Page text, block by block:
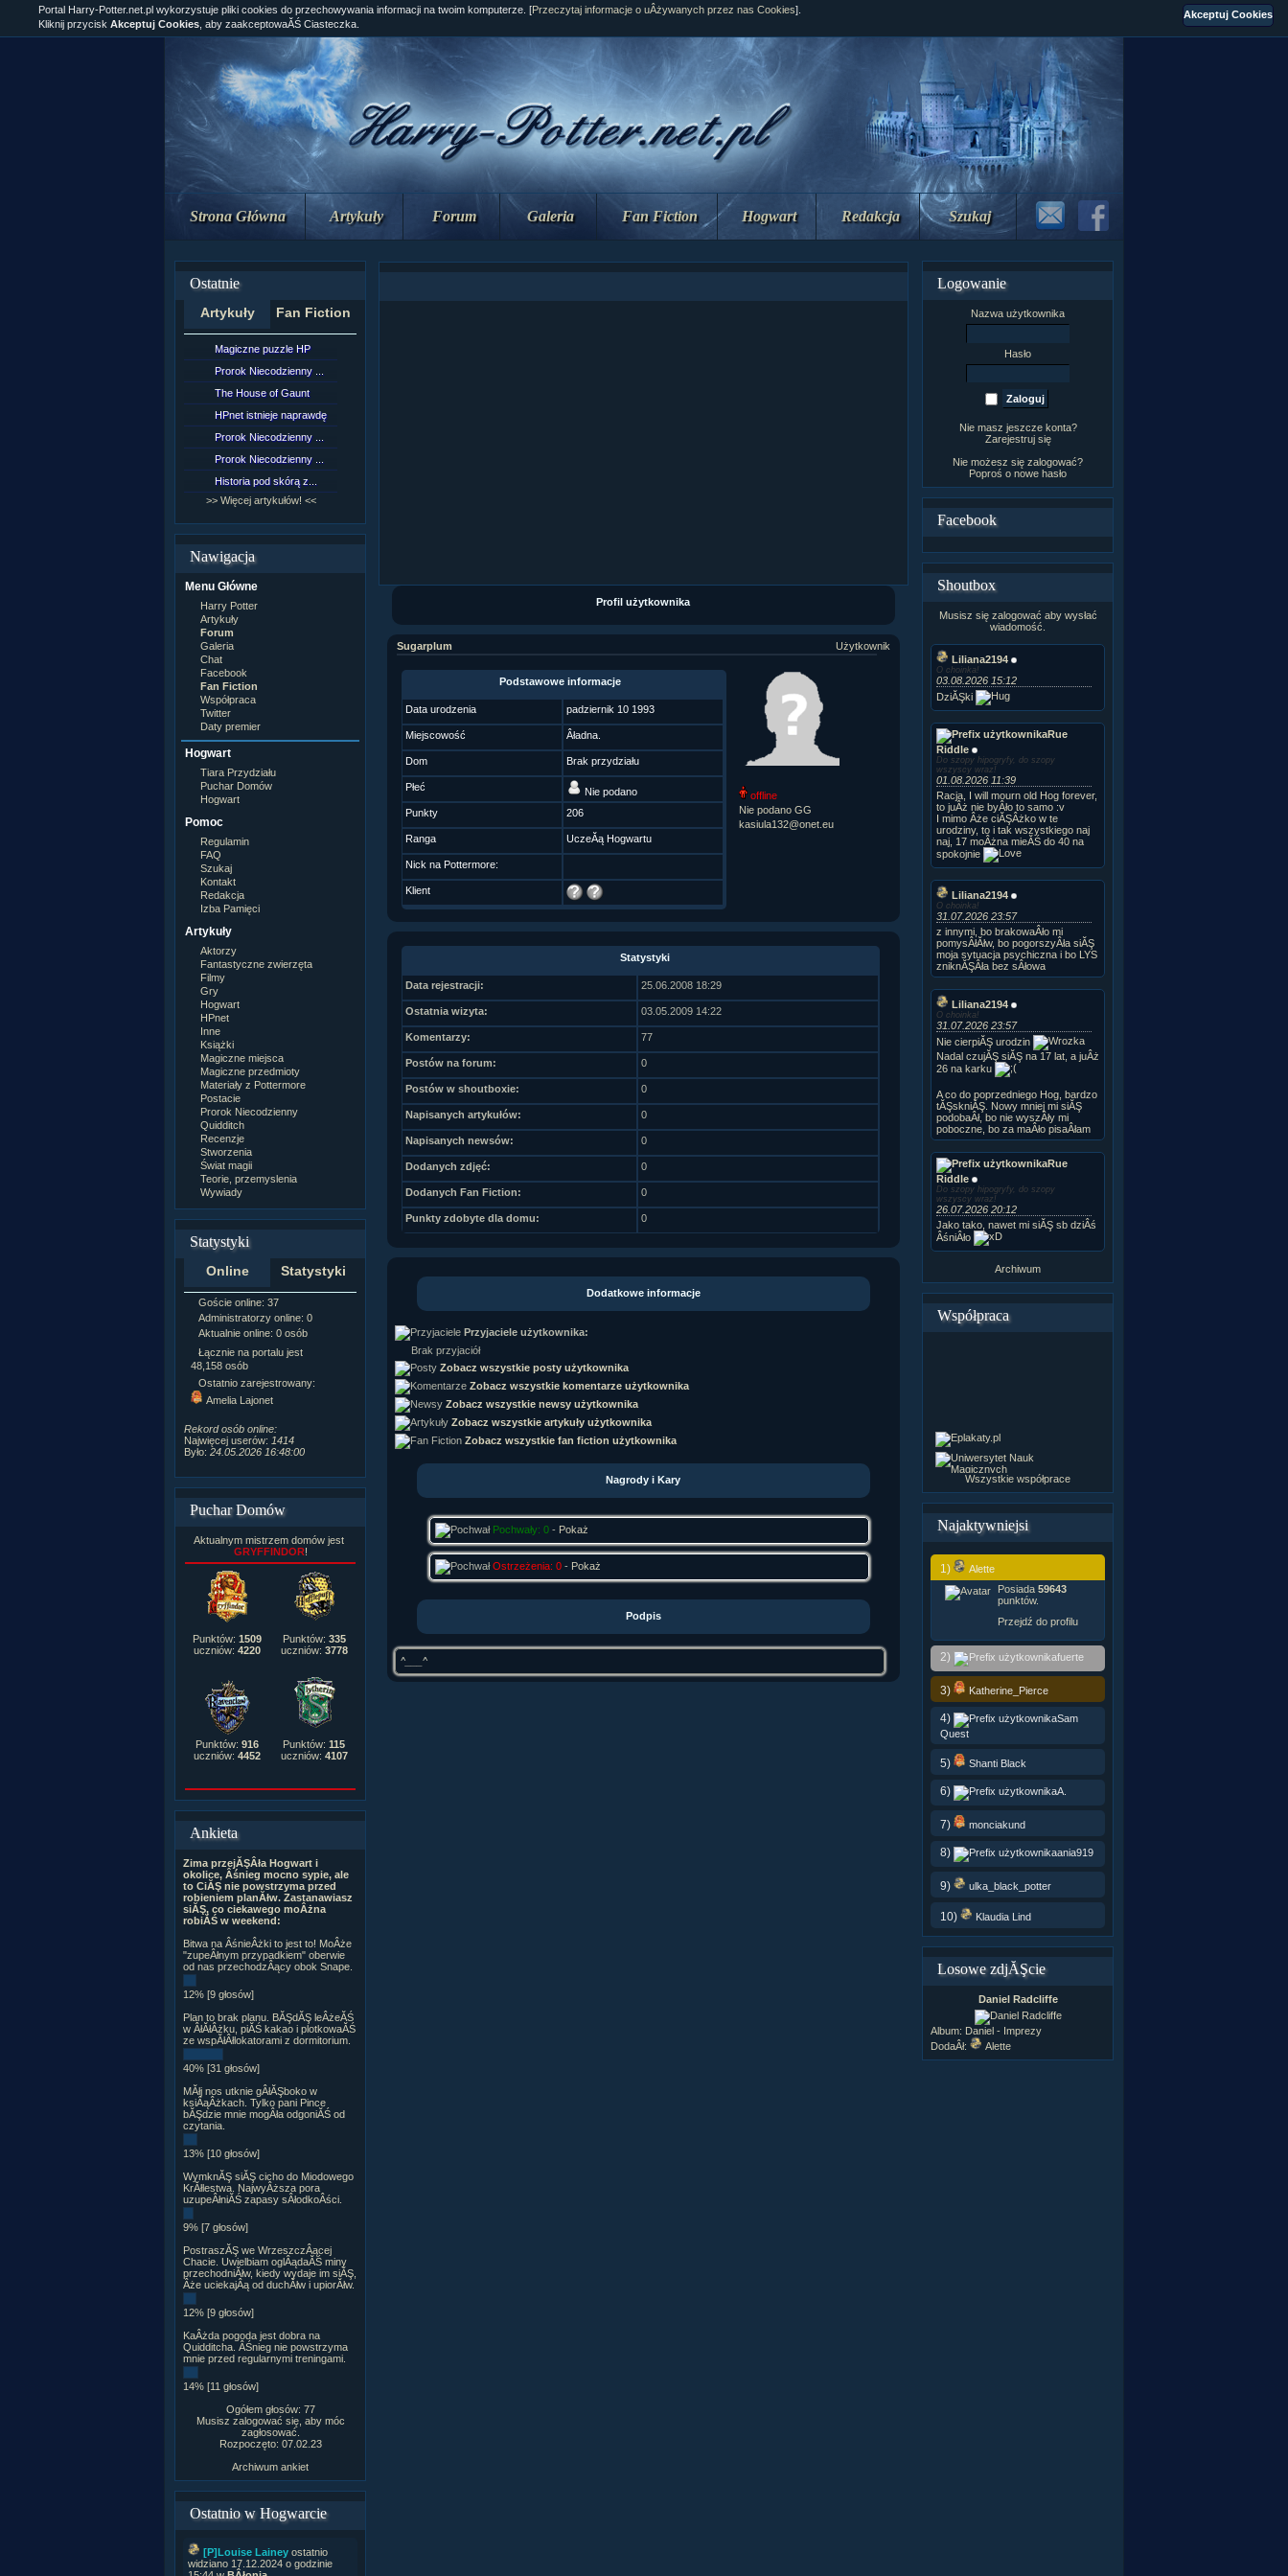
Strona Główna Artykuły Forum Galeria Fan Fiction Hogwart Redakcja Szukaj
Ostatnie
Artykuły Fan Fiction
Magiczne puzzle HP
Prorok Niecodzienny ...
The House of Gaunt
HPnet istnieje naprawdę
Prorok Niecodzienny ...
Prorok Niecodzienny ...
Historia pod skórą z...
>> Więcej artykułów! <<
Nawigacja
Menu Główne
Harry Potter
Artykuły
Forum
Galeria
Chat
Facebook
Fan Fiction
Współpraca
Twitter
Daty premier
Hogwart
Tiara Przydziału
Puchar Domów
Hogwart
Pomoc
Regulamin
FAQ
Szukaj
Kontakt
Redakcja
Izba Pamięci
Artykuły
Aktorzy
Fantastyczne zwierzęta
Filmy
Gry
Hogwart
HPnet
Inne
Książki
Magiczne miejsca
Magiczne przedmioty
Materiały z Pottermore
Postacie
Prorok Niecodzienny
Quidditch
Recenzje
Stworzenia
Świat magii
Teorie, przemyslenia
Wywiady
Statystyki
Online Statystyki
Goście online: 37
Administratorzy online: 0
Aktualnie online: 0 osób
Łącznie na portalu jest
48,158 osób
Ostatnio zarejestrowany:
Amelia Lajonet
Rekord osób online:
Najwięcej userów: 1414
Było: 24.05.2026 16:48:00
Napisanych artykułów:
Zdjęć w galerii:21,490
Tematów na forum:3,921
Postów na forum:319,637
Komentarzy do materiałów:
222,019
Rozdanych pochwał:3,327
Wlepionych ostrzeżeń:4,170
Puchar Domów
Aktualnym mistrzem domów jest
GRYFFINDOR!
Punktów: 1509
uczniów: 4220
Punktów: 335
uczniów: 3778
Punktów: 916
uczniów: 4452
Punktów: 115
uczniów: 4107
Ankieta
Zima przejĂŞÂła Hogwart i
okolice, Âśnieg mocno sypie, ale
to CiĂŞ nie powstrzyma przed
robieniem planĂłw. Zastanawiasz
siĂŞ, co ciekawego moÂżna
robiĂŚ w weekend:
Bitwa na ÂśnieÂżki to jest to! MoÂże
"zupeÂłnym przypadkiem" oberwie
od nas przechodzÂący obok Snape.
12% [9 głosów]
Plan to brak planu. BĂŞdĂŞ leÂżeĂŚ
w ÂłĂłÂżku, piĂŚ kakao i plotkowaĂŚ
ze wspĂłÂłlokatorami z dormitorium.
40% [31 głosów]
MĂłj nos utknie gÂłĂŞboko w
ksiÂąÂżkach. Tylko pani Pince
bĂŞdzie mnie mogÂła odgoniĂŚ od
czytania.
13% [10 głosów]
WymknĂŞ siĂŞ cicho do Miodowego
KrĂłlestwa. NajwyÂższa pora
uzupeÂłniĂŚ zapasy sÂłodkoÂści.
9% [7 głosów]
PostraszĂŞ we WrzeszczÂącej
Chacie. Uwielbiam oglÂądaĂŚ miny
przechodniĂłw, kiedy wydaje im siĂŞ,
Âże uciekajÂą od duchĂłw i upiorĂłw.
12% [9 głosów]
KaÂżda pogoda jest dobra na
Quidditcha. ÂŚnieg nie powstrzyma
mnie przed regularnymi treningami.
14% [11 głosów]
Ogółem głosów: 77
Musisz zalogować się, aby móc
zagłosować.
Rozpoczęto: 07.02.23
Archiwum ankiet
Ostatnio w Hogwarcie
[P]Louise Lainey ostatnio
widziano 17.12.2024 o godzinie
Portal Harry-Potter.net.pl wykorzystuje pliki cookies do przechowywania informacji na twoim komputerze. [Przeczytaj informacje o uÂżywanych przez nas Cookies].
Kliknij przycisk Akceptuj Cookies , aby zaakceptowaĂŚ Ciasteczka.
Profil użytkownika
Sugarplum Użytkownik
Podstawowe informacje
Data urodzenia padziernik 10 1993
Miejscowość Âładna.
Dom Brak przydziału
Płeć
Nie podano
Punkty
206
Ranga UczeĂą Hogwartu
Nick na Pottermore:
Klient
offline
Nie podano GG
kasiula132@onet.eu
Statystyki
Data rejestracji: 25.06.2008 18:29
Ostatnia wizyta: 03.05.2009 14:22
Komentarzy: 77
Postów na forum: 0
Postów w shoutboxie: 0
Napisanych artykułów: 0
Napisanych newsów: 0
Dodanych zdjęć: 0
Dodanych Fan Fiction: 0
Punkty zdobyte dla domu: 0
Dodatkowe informacje
Przyjaciele użytkownika:
Brak przyjaciół
Zobacz wszystkie posty użytkownika
Zobacz wszystkie komentarze użytkownika
Zobacz wszystkie newsy użytkownika
Zobacz wszystkie artykuły użytkownika
Zobacz wszystkie fan fiction użytkownika
Nagrody i Kary
Pochwały: 0- Pokaż
Ostrzeżenia: 0- Pokaż
Podpis
^___^
Logowanie
Nazwa użytkownika
Hasło
Nie masz jeszcze konta?
Zarejestruj się
Nie możesz się zalogować?
Poproś o nowe hasło
Facebook
Shoutbox
Musisz się zalogować aby wysłać
wiadomość.
Liliana2194
O choinka!
03.08.2026 15:12
DziĂŞki
Rue
Riddle
Do szopy hipogryfy, do szopy
wszyscy wraz!
01.08.2026 11:39
Racja, I will mourn old Hog forever,
to juÂż nie byÂło to samo :v
I mimo Âże ciĂŞÂżko w te
urodziny, to i tak wszystkiego naj
naj, 17 moÂżna mieĂŚ do 40 na
spokojnie
Liliana2194
O choinka!
31.07.2026 23:57
z innymi, bo brakowaÂło mi
pomysÂłĂłw, bo pogorszyÂła siĂŞ
moja sytuacja psychiczna i bo LYS
zniknĂŞÂła bez sÂłowa
Liliana2194
O choinka!
31.07.2026 23:57
Nie cierpiĂŞ urodzin
Nadal czujĂŞ siĂŞ na 17 lat, a juÂż
26 na karku
A co do poprzedniego Hog, bardzo
tĂŞskniĂŞ. Nowy mniej mi siĂŞ
podobaÂł, bo nie wyszÂły mi
poboczne, bo za maÂło pisaÂłam
Rue
Riddle
Do szopy hipogryfy, do szopy
wszyscy wraz!
26.07.2026 20:12
Jako tako, nawet mi siĂŞ sb dziÂś
ÂśniÂło
Archiwum
Współpraca
Wszystkie współprace
Najaktywniejsi
1)
Alette
Posiada 59643
punktów.
Przejdź do profilu
2) fuerte
3) Katherine_Pierce
4)
Sam
Quest
5) Shanti Black
6) A.
7) monciakund
8) ania919
9) ulka_black_potter
10) Klaudia Lind
Losowe zdjĂŞcie
Daniel Radcliffe
Album: Daniel - Imprezy
DodaÂł:
Alette